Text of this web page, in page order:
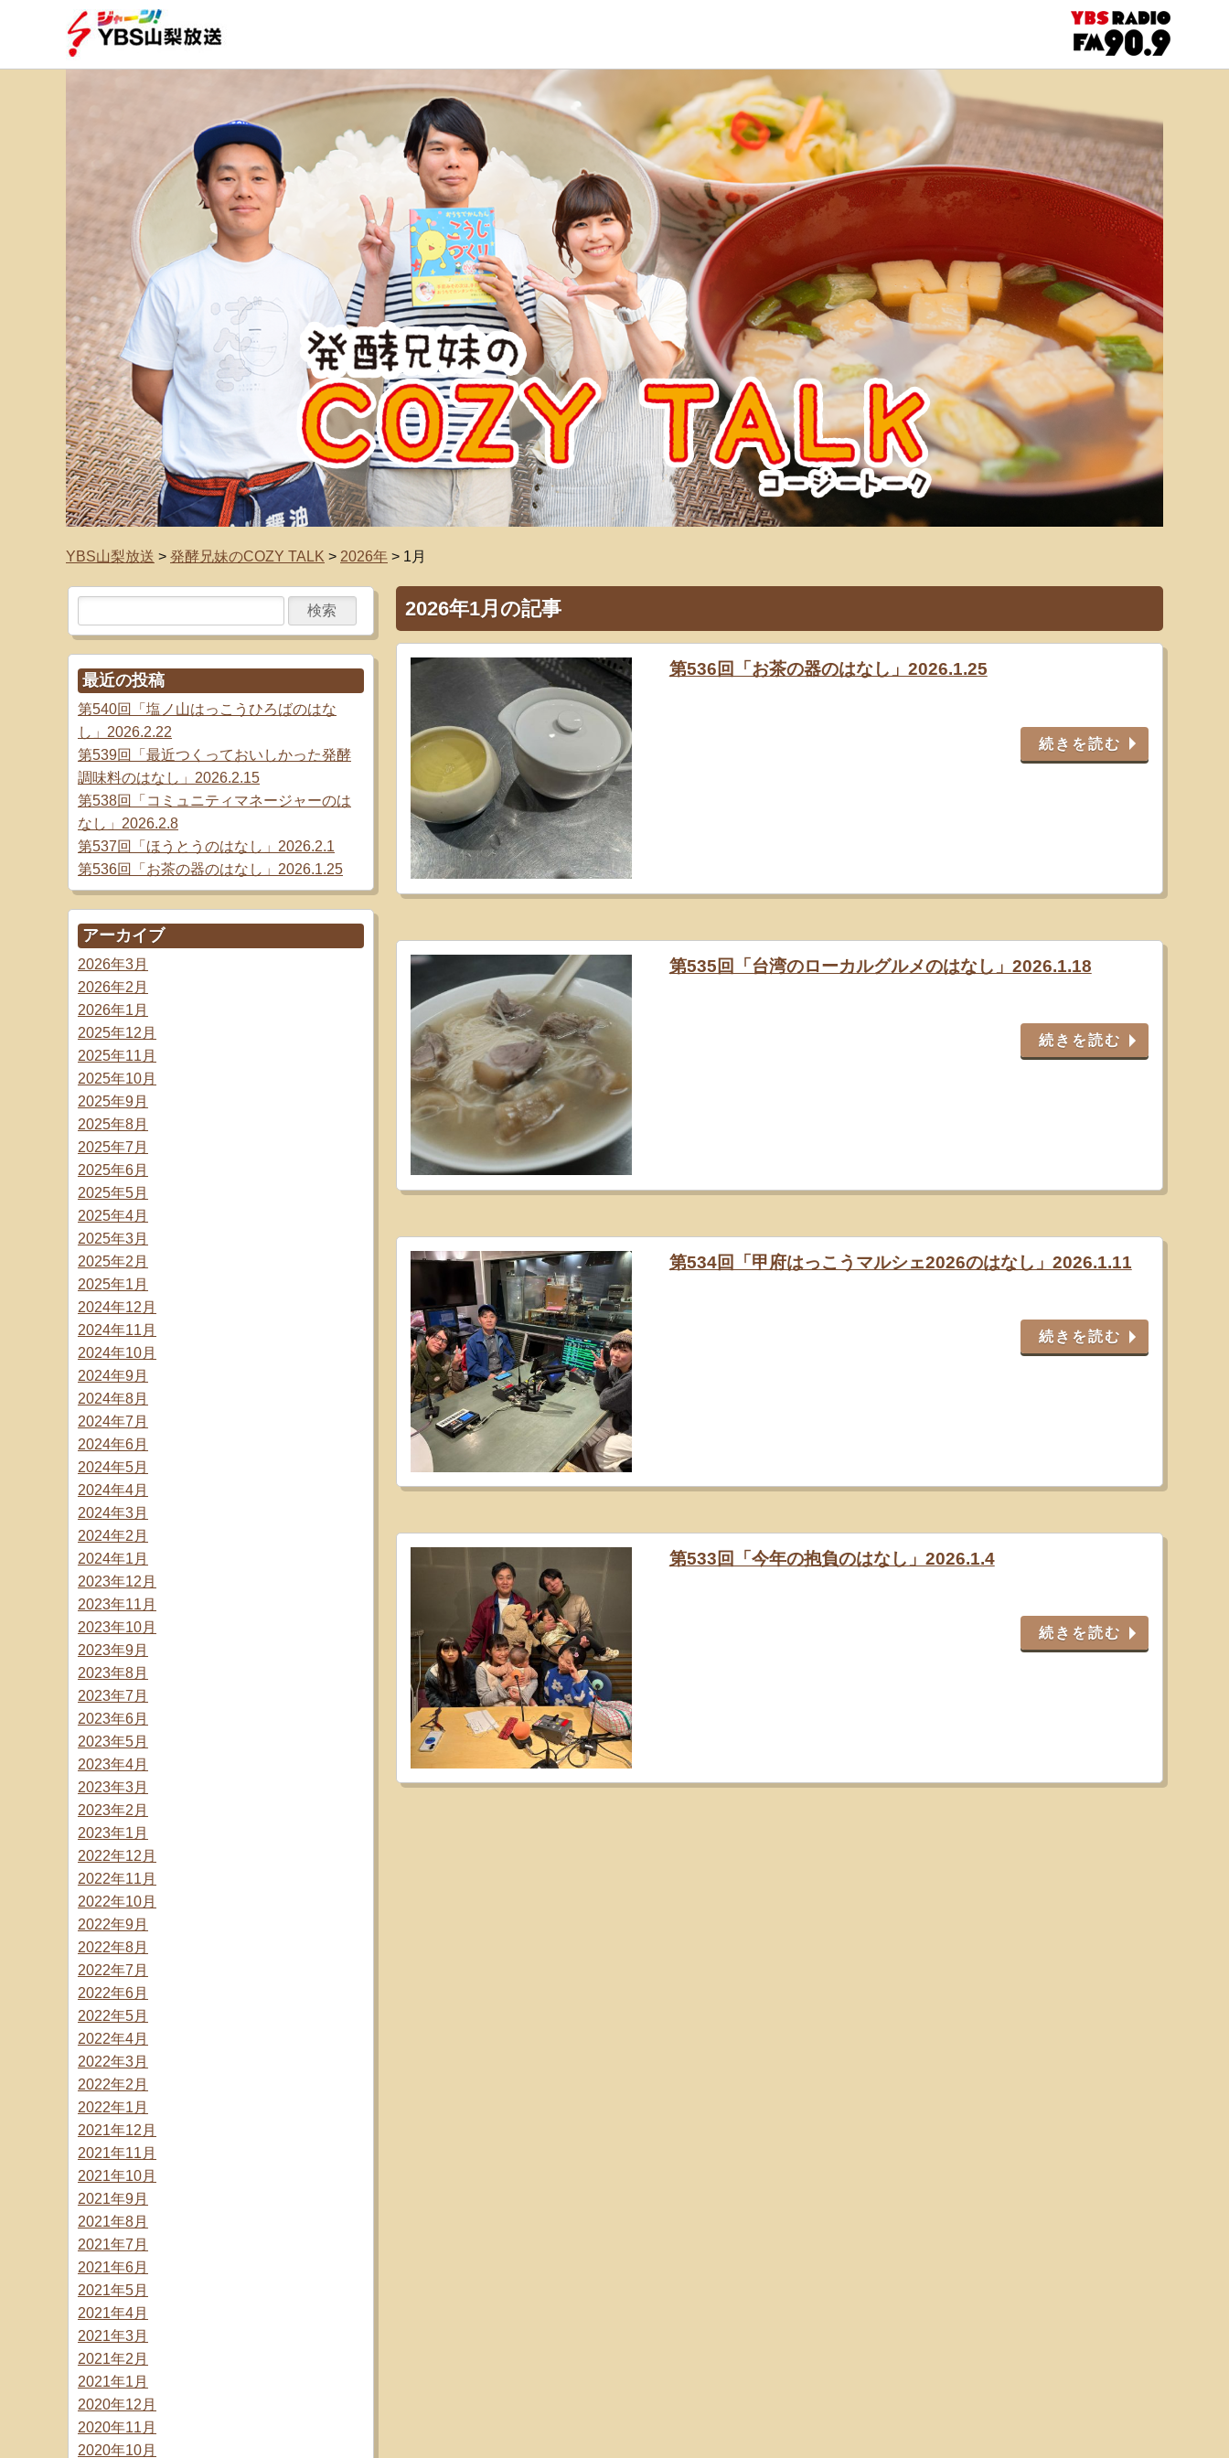
YBS山梨放送 > 発酵兄妹のCOZY TALK > 2026年 > 1月
2026年1月の記事
第536回「お茶の器のはなし」2026.1.25
続きを読む
第535回「台湾のローカルグルメのはなし」2026.1.18
続きを読む
第534回「甲府はっこうマルシェ2026のはなし」2026.1.11
続きを読む
第533回「今年の抱負のはなし」2026.1.4
続きを読む
最近の投稿
第540回「塩ノ山はっこうひろばのはな
し」2026.2.22
第539回「最近つくっておいしかった発酵
調味料のはなし」2026.2.15
第538回「コミュニティマネージャーのは
なし」2026.2.8
第537回「ほうとうのはなし」2026.2.1
第536回「お茶の器のはなし」2026.1.25
アーカイブ
2026年3月
2026年2月
2026年1月
2025年12月
2025年11月
2025年10月
2025年9月
2025年8月
2025年7月
2025年6月
2025年5月
2025年4月
2025年3月
2025年2月
2025年1月
2024年12月
2024年11月
2024年10月
2024年9月
2024年8月
2024年7月
2024年6月
2024年5月
2024年4月
2024年3月
2024年2月
2024年1月
2023年12月
2023年11月
2023年10月
2023年9月
2023年8月
2023年7月
2023年6月
2023年5月
2023年4月
2023年3月
2023年2月
2023年1月
2022年12月
2022年11月
2022年10月
2022年9月
2022年8月
2022年7月
2022年6月
2022年5月
2022年4月
2022年3月
2022年2月
2022年1月
2021年12月
2021年11月
2021年10月
2021年9月
2021年8月
2021年7月
2021年6月
2021年5月
2021年4月
2021年3月
2021年2月
2021年1月
2020年12月
2020年11月
2020年10月